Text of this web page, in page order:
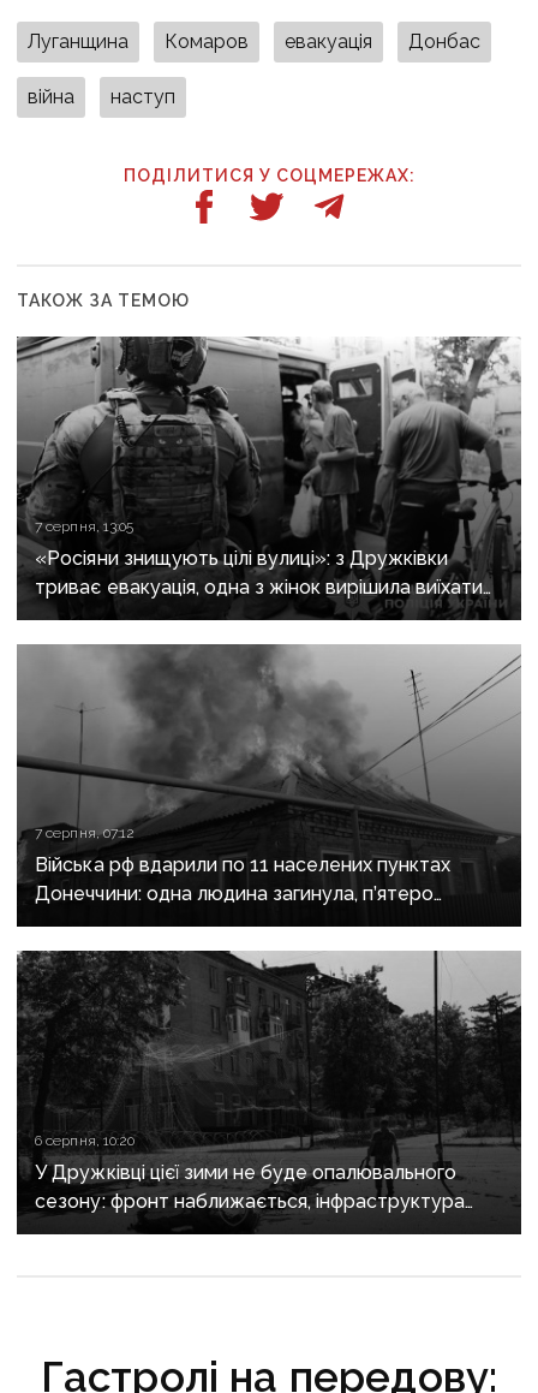
Луганщина Комаров евакуація Донбас
війна наступ
ПОДІЛИТИСЯ У СОЦМЕРЕЖАХ:
ТАКОЖ ЗА ТЕМОЮ
7 серпня, 13:05
«Росіяни знищують цілі вулиці»: з Дружківки
триває евакуація, одна з жінок вирішила виїхати
після загибелі чоловіка
7 серпня, 07:12
Війська рф вдарили по 11 населених пунктах
Донеччини: одна людина загинула, п’ятеро
поранені
6 серпня, 10:20
У Дружківці цієї зими не буде опалювального
сезону: фронт наближається, інфраструктура
критично зруйнована
Гастролі на передову: